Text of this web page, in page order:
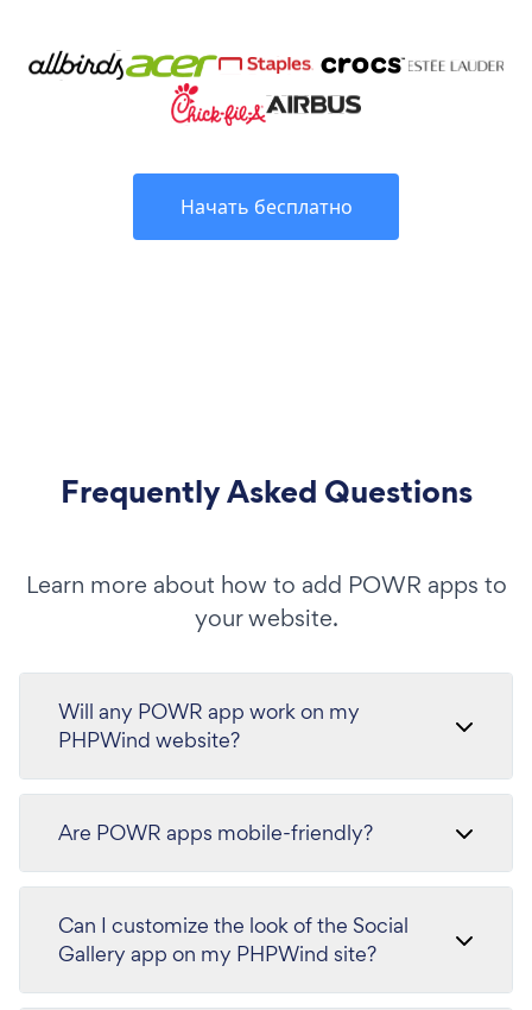
Начать бесплатно
Frequently Asked Questions
Learn more about how to add POWR apps to
your website.
Will any POWR app work on my
PHPWind website?
Are POWR apps mobile-friendly?
Can I customize the look of the Social
Gallery app on my PHPWind site?